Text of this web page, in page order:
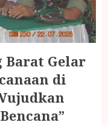
Barat Gelar
di